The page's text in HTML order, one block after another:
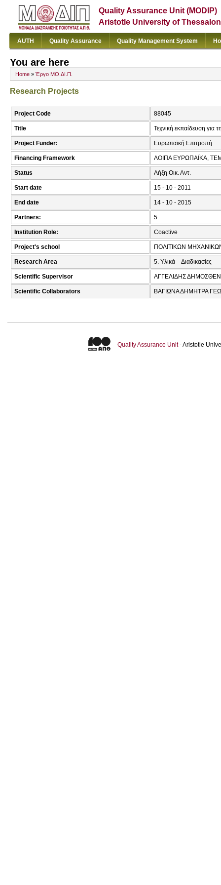
Quality Assurance Unit (MODIP)
Aristotle University of
AUTH Quality Assurance Quality Management System
You are here
Home » Έργο ΜΟ.ΔΙ.Π.
Research Projects
Project Code 88045
Title Τεχνική εκπαίδευση για
Project Funder: Ευρωπαϊκή Επιτροπή
Financing Framework ΛΟΙΠΑ ΕΥΡΩΠΑΪΚΑ,
Status Λήξη Οικ. Αντ.
Start date 15 - 10 - 2011
End date 14 - 10 - 2015
Partners: 5
Institution Role: Coactive
Project's school ΠΟΛΙΤΙΚΩΝ
Research Area 5. Υλικά – Διαδικασίες
Scientific Supervisor ΑΓΓΕΛΙΔΗΣ
Scientific Collaborators ΒΑΓΙΩΝΑ ΔΗΜΗΤΡΑ
Quality Assurance Unit- Aristotle